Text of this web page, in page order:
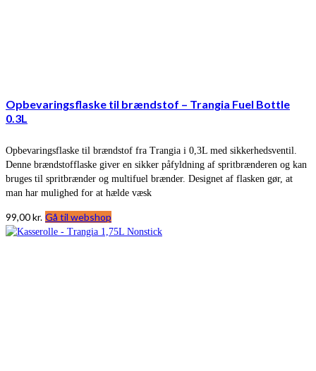
Opbevaringsflaske til brændstof – Trangia Fuel Bottle
0.3L
Opbevaringsflaske til brændstof fra Trangia i 0,3L med sikkerhedsventil.
Denne brændstofflaske giver en sikker påfyldning af spritbrænderen og kan
bruges til spritbrænder og multifuel brænder. Designet af flasken gør, at
man har mulighed for at hælde væsk
99,00kr. Gå til webshop